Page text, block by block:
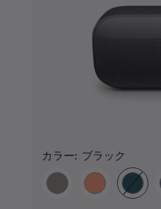
カラー: ブラック
カラーの選択